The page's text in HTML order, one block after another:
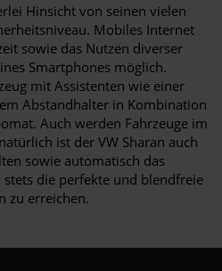
Hinsicht von seinen vielen
Mobiles Internet
sowie das Nutzen diverser
Smartphones möglich.
mit Assistenten wie einer
Abstandhalter in Kombination
Auch werden Fahrzeuge im
ist der VW Sharan auch
sowie automatisch das
die perfekte und blendfreie
zu erreichen.